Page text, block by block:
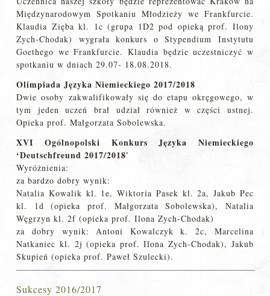
Międzynarodowym Spotkaniu Młodzieży we Frankfurcie.
Klaudia Zięba kl. 1c (grupa 1D2 pod opieką prof. Ilony
Zych-Chodak) wygrała konkurs o Stypendium Instytutu
Goethego we Frankfurcie. Klaudia będzie uczestniczyć w
spotkaniu w dniach 29.07- 18.08.2018.
Olimpiada Języka Niemieckiego 2017/2018
Dwie osoby zakwalifikowały się do etapu okręgowego, w
tym jeden uczeń brał udział również w części ustnej.
Opieka prof. Małgorzata Sobolewska.
XVI Ogólnopolski Konkurs Języka Niemieckiego
‘Deutschfreund 2017/2018′
Wyróżnienia:
za bardzo dobry wynik:
Natalia Kowalik kl. 1e, Wiktoria Pasek kl. 2a, Jakub Pec
kl. 1d (opieka prof. Małgorzata Sobolewska), Natalia
Węgrzyn kl. 2f (opieka prof. Ilona Zych-Chodak)
za dobry wynik: Antoni Kowalczyk k. 2c, Marcelina
Natkaniec kl. 2j (opieka prof. Ilona Zych-Chodak), Jakub
Skupień (opieka prof. Paweł Szulecki).
Sukcesy 2016/2017